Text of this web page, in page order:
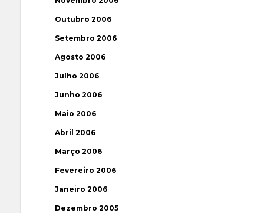
Outubro 2006
Setembro 2006
Agosto 2006
Julho 2006
Junho 2006
Maio 2006
Abril 2006
Março 2006
Fevereiro 2006
Janeiro 2006
Dezembro 2005